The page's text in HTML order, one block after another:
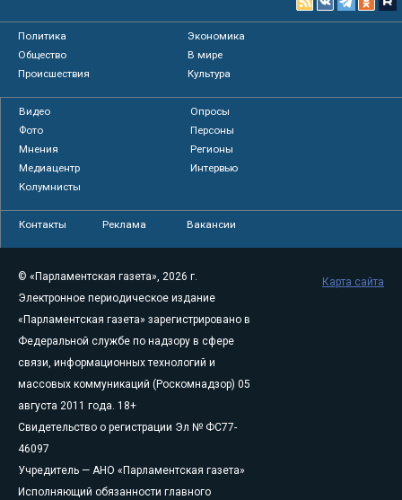
Политика
Экономика
Общество
В мире
Происшествия
Культура
Видео
Опросы
Фото
Персоны
Мнения
Регионы
Медиацентр
Интервью
Колумнисты
Контакты Реклама Вакансии
© «Парламентская газета», 2026 г.
Электронное периодическое издание
«Парламентская газета» зарегистрировано в
Федеральной службе по надзору в сфере
связи, информационных технологий и
массовых коммуникаций (Роскомнадзор) 05
августа 2011 года. 18+
Свидетельство о регистрации Эл № ФС77-
46097
Учредитель — АНО «Парламентская газета»
Исполняющий обязанности главного
Карта сайта